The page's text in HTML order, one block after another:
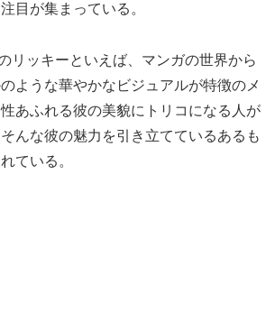
目が集まっている。
リッキーといえば、マンガの世界から
ような華やかなビジュアルが特徴のメ
あふれる彼の美貌にトリコになる人が
んな彼の魅力を引き立てているあるも
ている。